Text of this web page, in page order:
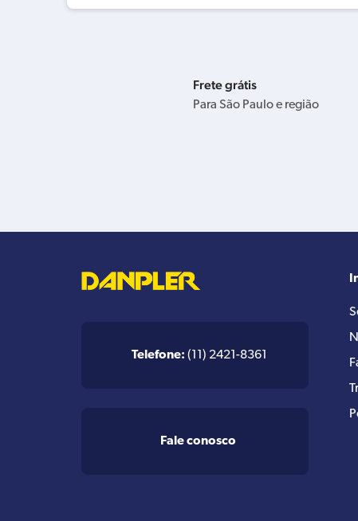
Frete grátis
Para São Paulo e região
Telefone: (11) 2421-8361
Fale conosco